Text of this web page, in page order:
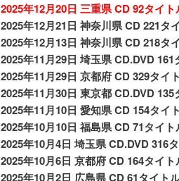
2025年12月20日 三重県 CD 92タイト
2025年12月21日 神奈川県 CD 221タ
2025年12月13日 神奈川県 CD 218タ
2025年11月29日 埼玉県 CD.DVD 161
2025年11月29日 京都府 CD 329タイ
2025年11月30日 東京都 CD.DVD 135
2025年11月10日 愛知県 CD 154タイ
2025年10月10日 福島県 CD 71タイト
2025年10月4日 埼玉県 CD.DVD 316
2025年10月6日 京都府 CD 164タイト
2025年10月2日 広島県 CD 61タイト